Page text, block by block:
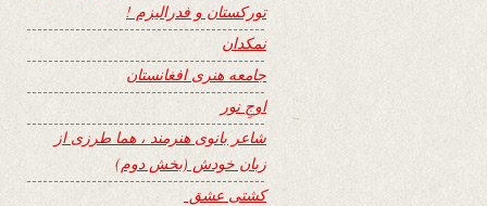
تورکستان و فدرالیزم !
نمکدان
جامعه هنری افغانستان
اوجِ نور
شاعر بانوی هنرمند ، هما طرزی از
زبان خودش (بخش دوم)
کشتی عشق